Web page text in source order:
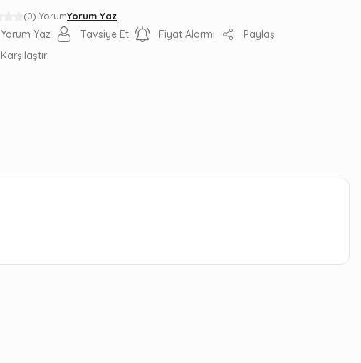
(0) YorumYorum Yaz
Yorum Yaz Tavsiye Et Fiyat Alarmı
Paylaş
Karşılaştır